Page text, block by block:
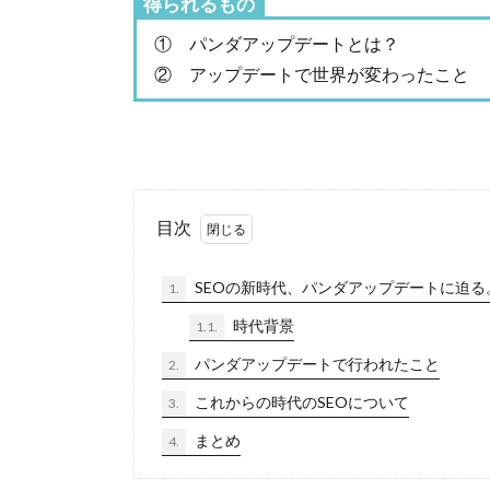
① パンダアップデートとは？
② アップデートで世界が変わったこと
目次
1. SEOの新時代、パンダアップデートに迫る
1.1. 時代背景
2. パンダアップデートで行われたこと
3. これからの時代のSEOについて
4. まとめ